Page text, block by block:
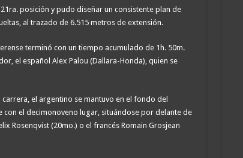
posición y pudo diseñar un consistente plan de
al trazado de 6.515 metros de extensión.
terminó con un tiempo acumulado de 1h. 50m.
el español Alex Palou (Dallara-Honda), quien se
el argentino se mantuvo en el fondo del
el decimonoveno lugar, situándose por delante de
Rosenqvist (20mo.) o el francés Romain Grosjean